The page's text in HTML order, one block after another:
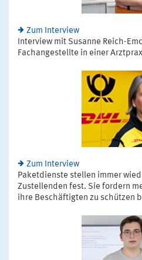
Zum Interview
Interview mit Susanne Reich-
Fachangestellte in einer
Zum Interview
Paketdienste stellen immer
Zustellenden fest. Sie fordern
ihre Beschäftigten zu schützen